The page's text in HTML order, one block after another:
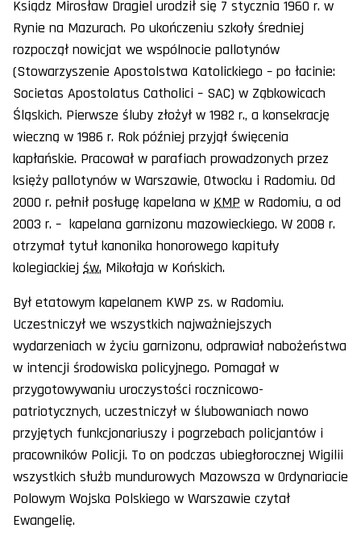
Ksiądz Mirosław Dragiel urodził się 7 stycznia 1960 r. w
Rynie na Mazurach. Po ukończeniu szkoły średniej
rozpoczął nowicjat we wspólnocie pallotynów
(Stowarzyszenie Apostolstwa Katolickiego – po łacinie:
Societas Apostolatus Catholici – SAC) w Ząbkowicach
Śląskich. Pierwsze śluby złożył w 1982 r., a konsekrację
wieczną w 1986 r. Rok później przyjął święcenia
kapłańskie. Pracował w parafiach prowadzonych przez
księży pallotynów w Warszawie, Otwocku i Radomiu. Od
2000 r. pełnił posługę kapelana w KMP w Radomiu, a od
2003 r. – kapelana garnizonu mazowieckiego. W 2008 r.
otrzymał tytuł kanonika honorowego kapituły
kolegiackiej św. Mikołaja w Końskich.
Był etatowym kapelanem KWP zs. w Radomiu.
Uczestniczył we wszystkich najważniejszych
wydarzeniach w życiu garnizonu, odprawiał nabożeństwa
w intencji środowiska policyjnego. Pomagał w
przygotowywaniu uroczystości rocznicowo-
patriotycznych, uczestniczył w ślubowaniach nowo
przyjętych funkcjonariuszy i pogrzebach policjantów i
pracowników Policji. To on podczas ubiegłorocznej Wigilii
wszystkich służb mundurowych Mazowsza w Ordynariacie
Polowym Wojska Polskiego w Warszawie czytał
Ewangelię.